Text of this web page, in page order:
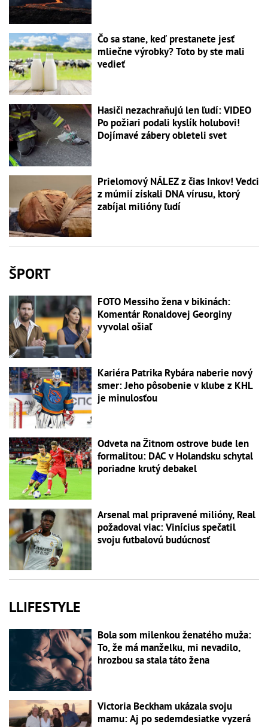
Čo sa stane, keď prestanete jesť
mliečne výrobky? Toto by ste mali
vedieť
Hasiči nezachraňujú len ľudí: VIDEO
Po požiari podali kyslík holubovi!
Dojímavé zábery obleteli svet
Prielomový NÁLEZ z čias Inkov! Vedci
z múmií získali DNA vírusu, ktorý
zabíjal milióny ľudí
ŠPORT
FOTO Messiho žena v bikinách:
Komentár Ronaldovej Georginy
vyvolal ošiaľ
Kariéra Patrika Rybára naberie nový
smer: Jeho pôsobenie v klube z KHL
je minulosťou
Odveta na Žitnom ostrove bude len
formalitou: DAC v Holandsku schytal
poriadne krutý debakel
Arsenal mal pripravené milióny, Real
požadoval viac: Vinícius spečatil
svoju futbalovú budúcnosť
LLIFESTYLE
Bola som milenkou ženatého muža:
To, že má manželku, mi nevadilo,
hrozbou sa stala táto žena
Victoria Beckham ukázala svoju
mamu: Aj po sedemdesiatke vyzerá